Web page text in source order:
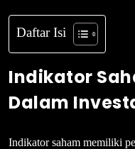
Daftar Isi
Indikator
Dalam
Indikator saham memiliki